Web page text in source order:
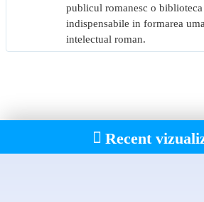
publicul romanesc o
indispensabile in formarea
intelectual roman.
Recent